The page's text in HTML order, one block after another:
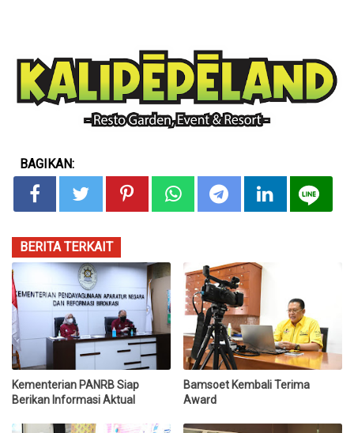
BAGIKAN:
BERITA TERKAIT
Kementerian PANRB Siap
Berikan Informasi Aktual
Bamsoet Kembali Terima
Award